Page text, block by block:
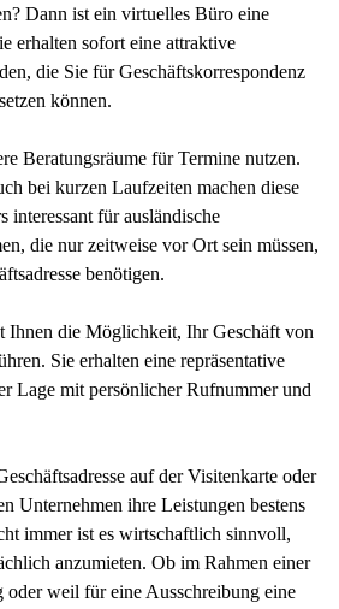
Dann ist ein virtuelles Büro eine
erhalten sofort eine attraktive
die Sie für Geschäftskorrespondenz
können.
Beratungsräume für Termine nutzen.
bei kurzen Laufzeiten machen diese
interessant für ausländische
die nur zeitweise vor Ort sein müssen,
benötigen.
Ihnen die Möglichkeit, Ihr Geschäft von
Sie erhalten eine repräsentative
Lage mit persönlicher Rufnummer und
auf der Visitenkarte oder
Unternehmen ihre Leistungen bestens
immer ist es wirtschaftlich sinnvoll,
anzumieten. Ob im Rahmen einer
oder weil für eine Ausschreibung eine